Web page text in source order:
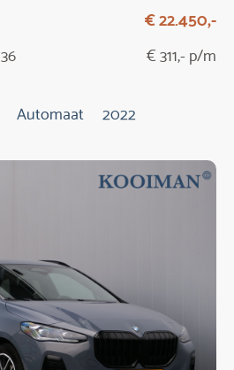
€ 22.450,-
€ 311,- p/m
Automaat 2022